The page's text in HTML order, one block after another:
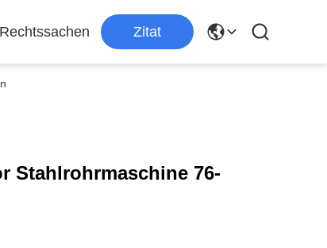
Rechtssachen Zitat
Stahlrohrmaschine 76-